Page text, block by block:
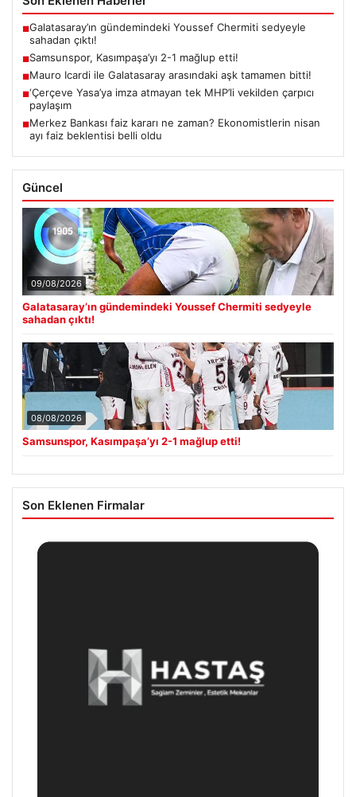
■Galatasaray’ın gündemindeki Youssef Chermiti sedyeyle
sahadan çıktı!
■Samsunspor, Kasımpaşa’yı 2-1 mağlup etti!
■Mauro Icardi ile Galatasaray arasındaki aşk tamamen bitti!
■‘Çerçeve Yasa’ya imza atmayan tek MHP’li vekilden çarpıcı
paylaşım
■Merkez Bankası faiz kararı ne zaman? Ekonomistlerin nisan
ayı faiz beklentisi belli oldu
Güncel
09/08/2026
Galatasaray’ın gündemindeki Youssef Chermiti sedyeyle
sahadan çıktı!
08/08/2026
Samsunspor, Kasımpaşa’yı 2-1 mağlup etti!
Son Eklenen Firmalar